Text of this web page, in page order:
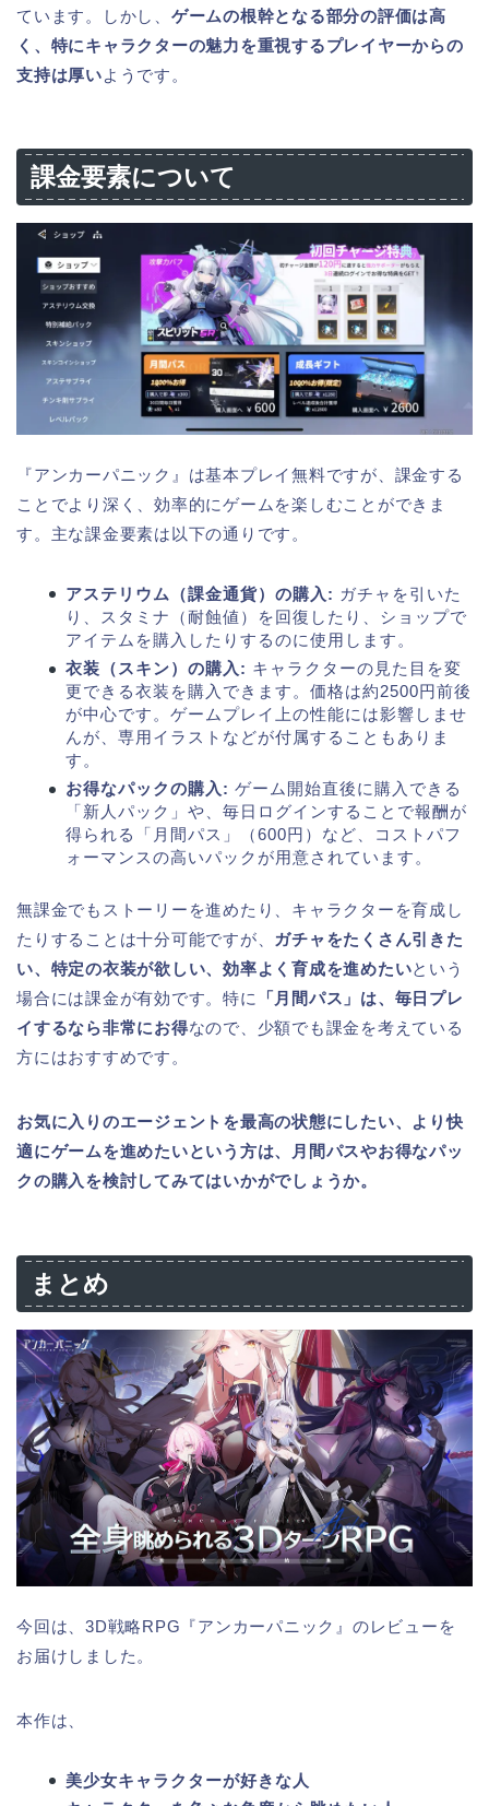
ています。しかし、 ゲームの根幹となる部分の評価は高
く、特にキャラクターの魅力を重視するプレイヤーからの
支持は厚いようです。
課金要素について
『アンカーパニック』は基本プレイ無料ですが、課金する
ことでより深く、効率的にゲームを楽しむことができま
す。主な課金要素は以下の通りです。
アステリウム（課金通貨）の購入: ガチャを引いた
り、スタミナ（耐蝕値）を回復したり、ショップで
アイテムを購入したりするのに使用します。
衣装（スキン）の購入: キャラクターの見た目を変
更できる衣装を購入できます。価格は約2500円前後
が中心です。ゲームプレイ上の性能には影響しませ
んが、専用イラストなどが付属することもありま
す。
お得なパックの購入: ゲーム開始直後に購入できる
「新人パック」や、毎日ログインすることで報酬が
得られる「月間パス」（600円）など、コストパフ
ォーマンスの高いパックが用意されています。
無課金でもストーリーを進めたり、キャラクターを育成し
たりすることは十分可能ですが、 ガチャをたくさん引きた
い、特定の衣装が欲しい、効率よく育成を進めたいという
場合には課金が有効です。特に
「月間パス」は、毎日プレ
イするなら非常にお得なので、少額でも課金を考えている
方にはおすすめです。
お気に入りのエージェントを最高の状態にしたい、より快
適にゲームを進めたいという方は、月間パスやお得なパッ
クの購入を検討してみてはいかがでしょうか。
まとめ
今回は、3D戦略RPG『アンカーパニック』のレビューを
お届けしました。
本作は、
美少女キャラクターが好きな人